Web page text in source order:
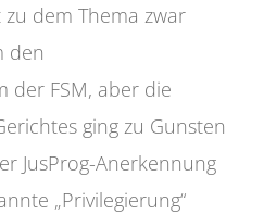
dem Thema zwar
den
der FSM, aber die
ging zu Gunsten
JusProg-Anerkennung
„Privilegierung“